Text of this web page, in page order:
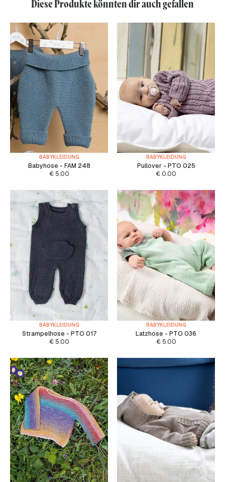
Diese Produkte könnten dir auch gefallen
BABYKLEIDUNG
Babyhose - FAM 248
€5.00
BABYKLEIDUNG
Pullover - PTO 025
€ 0.00
BABYKLEIDUNG
Strampelhose - PTO 017
€5.00
BABYKLEIDUNG
Latzhose - PTO 036
€5.00